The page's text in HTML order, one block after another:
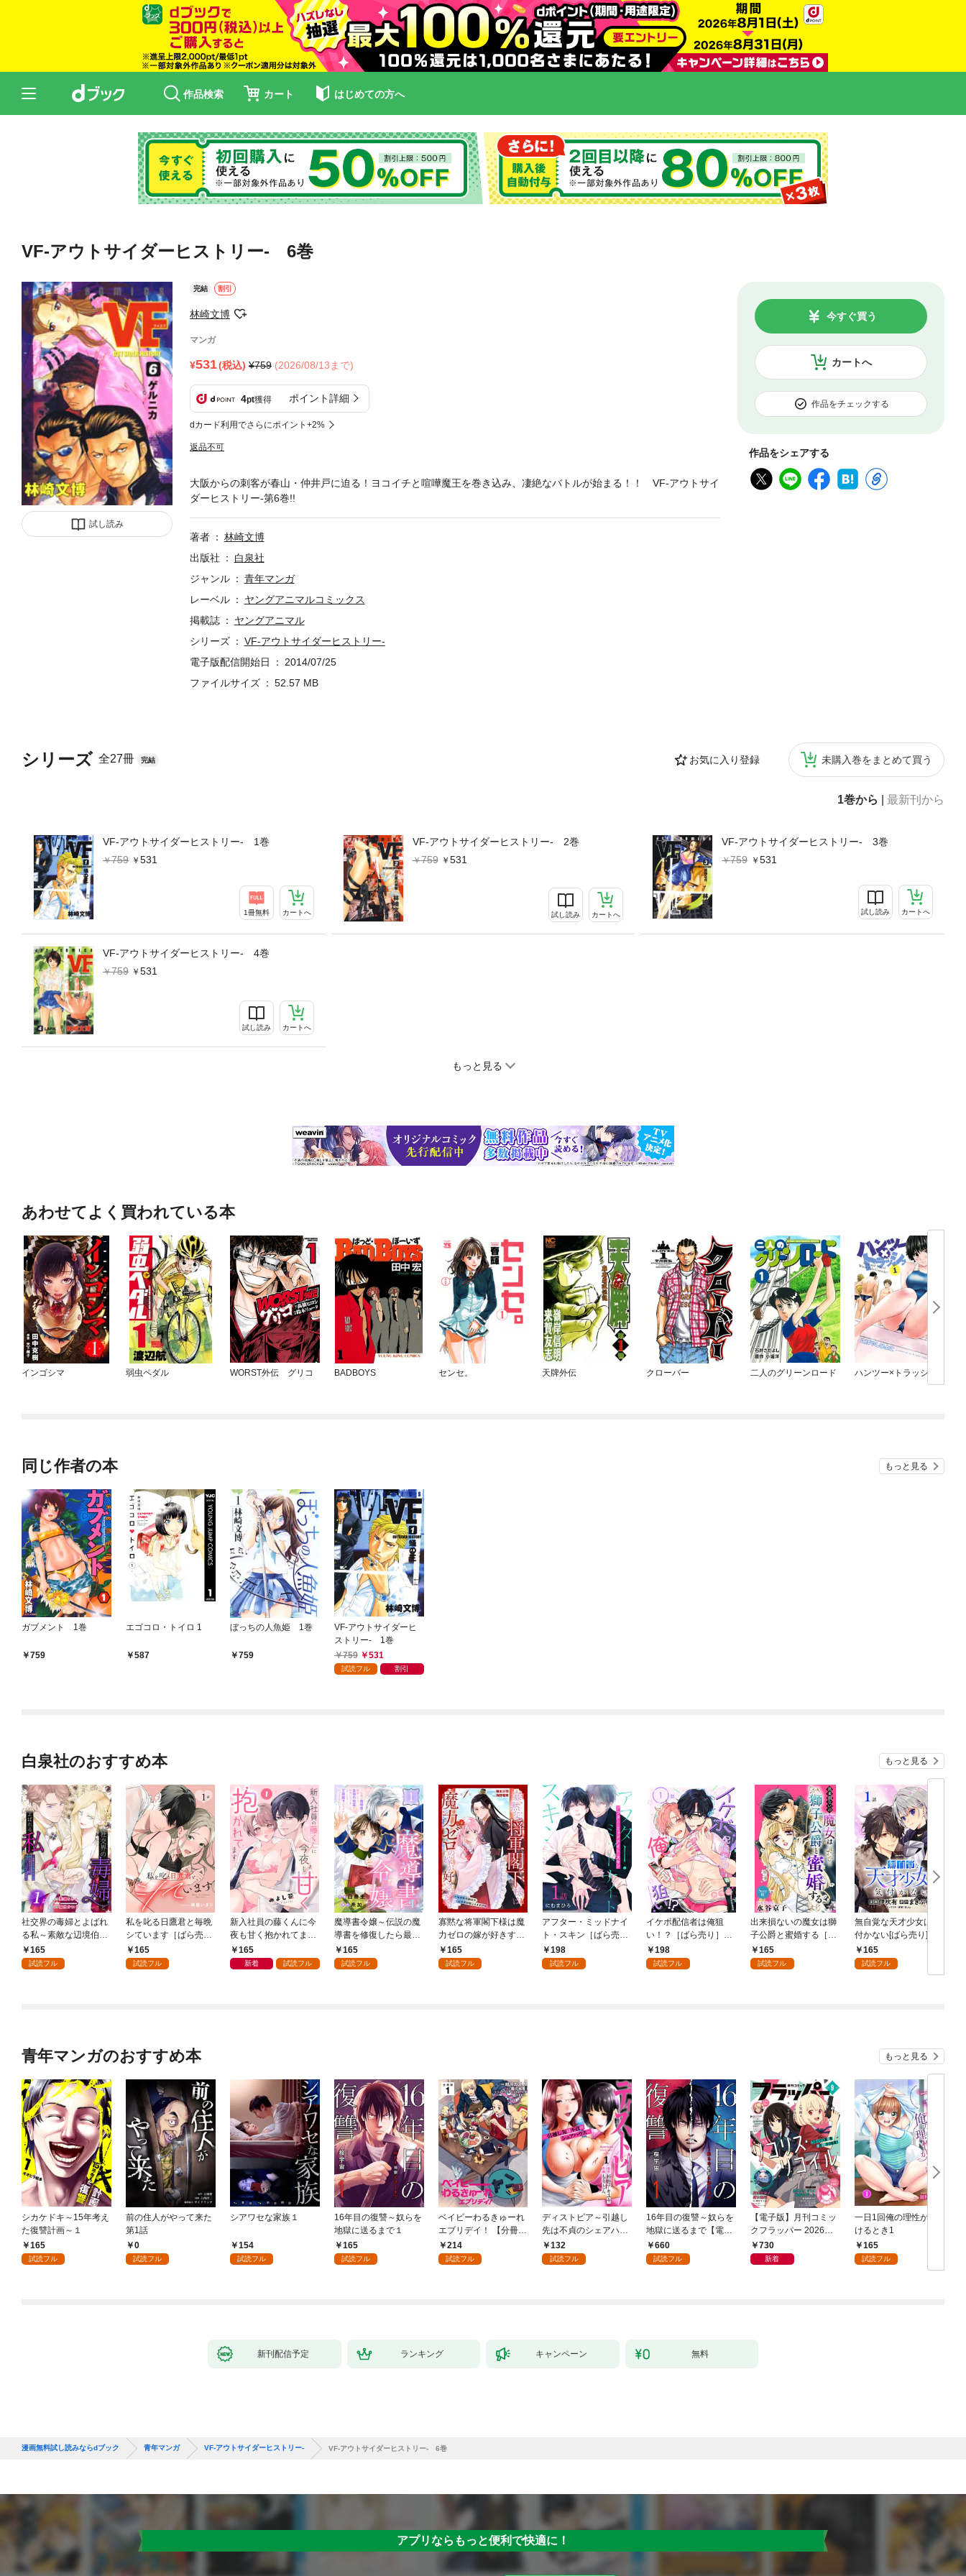
作品検索 カート はじめての方へ
VF-アウトサイダーヒストリー- 6巻
試し読み
完結 割引
林崎文博
マンガ
531(税込) 759 (2026/08/13まで)
4pt獲得 ポイント詳細
dカード利用でさらにポイント+2%
返品不可
カートへ
今すぐ買う
作品をチェックする
作品をシェアする
シリーズ 全27冊 完結 お気に入り登録 未購入巻をまとめて買う
1巻から 最新刊から
VF-アウトサイダーヒストリー- 1巻
759
531
1冊無料 カートへ
VF-アウトサイダーヒストリー- 2巻
759
531
試し読み カートへ
VF-アウトサイダーヒストリー- 3巻
759
531
試し読み カートへ
VF-アウトサイダーヒストリー- 4巻
759
531
試し読み カートへ
もっと見る
大阪からの刺客が春山・仲井戸に迫る！ヨコイチと喧嘩魔王を巻き込み、凄絶なバトルが始まる！！ VF-アウトサイ
ダーヒストリー-第6巻!!
著者
林崎文博
出版社
白泉社
ジャンル
青年マンガ
レーベル
ヤングアニマルコミックス
掲載誌
ヤングアニマル
シリーズ
VF-アウトサイダーヒストリー-
電子版配信開始日
2014/07/25
ファイルサイズ
52.57 MB
あわせてよく買われている本
インゴシマ 弱虫ペダル WORST外伝 グリコ BADBOYS センセ。 天牌外伝 クローバー 二人のグリーンロード ハンツー×トラッシュ
同じ作者の本 もっと見る
ガブメント 1巻
759
エゴコロ・トイロ 1
587
ぼっちの人魚姫 1巻
759
VF-アウトサイダーヒ
ストリー- 1巻
759
531
試読フル 割引
白泉社のおすすめ本 もっと見る
社交界の毒婦とよばれ
る私～素敵な辺境伯令
息に腕を折られたの
で、責任とってもらい
165
試読フル
私を叱る日鷹君と毎晩
シています［ばら売
り］ 第1話
165
試読フル
新入社員の藤くんに今
夜も甘く抱かれてます
［ばら売り］ 第1話
165
新着 試読フル
魔導書令嬢～伝説の魔
導書を修復したら最強
の精霊が味方になりま
した（クールな王弟殿
165
試読フル
寡黙な将軍閣下様は魔
力ゼロの嫁が好きすぎ
る～なぜか旦那様の心
の声が聞こえます！？
165
試読フル
アフター・ミッドナイ
ト・スキン［ばら売
り］ 第1話
198
試読フル
イケボ配信者は俺狙
い！？［ばら売り］
第1話
198
試読フル
出来損ないの魔女は獅
子公爵と蜜婚する［ば
ら売り］ 第1話
165
試読フル
無自覚な天才少女は気
付かない[ばら売り]
第1話
165
試読フル
青年マンガのおすすめ本 もっと見る
シカケドキ～15年考え
た復讐計画～１
165
試読フル
前の住人がやって来た
第1話
0
試読フル
シアワセな家族１
154
試読フル
16年目の復讐～奴らを
地獄に送るまで１
165
試読フル
ベイビーわるきゅーれ
エブリデイ！ 【分冊
版】 1
214
試読フル
ディストピア～引越し
先は不貞のシェアハウ
ス～１
132
試読フル
16年目の復讐～奴らを
地獄に送るまで【電子
単行本版】１
660
試読フル
【電子版】月刊コミッ
クフラッパー 2026年9
月号730
新着
一日1回俺の理性が負
けるとき1
165
試読フル
新刊配信予定 ランキング キャンペーン 無料
漫画無料試し読みならdブック 青年マンガ VF-アウトサイダーヒストリー- VF-アウトサイダーヒストリー- 6巻
アプリならもっと便利で快適に！